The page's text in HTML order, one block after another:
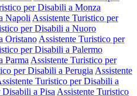
per Disabili a Monza
Napoli Assistente Turistico per
per Disabili a Nuoro
Oristano Assistente Turistico per
per Disabili a Palermo
Parma Assistente Turistico per
per Disabili a Perugia Assistente
Turistico per Disabili a
a Pisa Assistente Turistico